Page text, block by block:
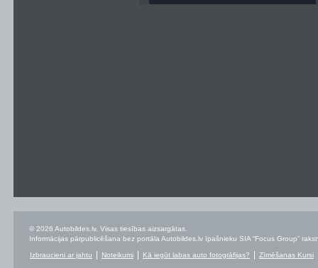
© 2026 Autobildes.lv. Visas tiesības aizsargātas.
Informācijas pārpublicēšana bez portāla Autobildes.lv īpašnieku SIA “Focus Group”
Izbraucieni ar jahtu Noteikumi Kā iegūt labas auto fotogrāfijas? Zīmēšanas Kursi